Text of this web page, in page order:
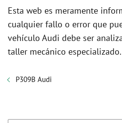
Esta web es meramente
cualquier fallo o error que
vehículo Audi debe ser
taller mecánico especializado.
P309B Audi